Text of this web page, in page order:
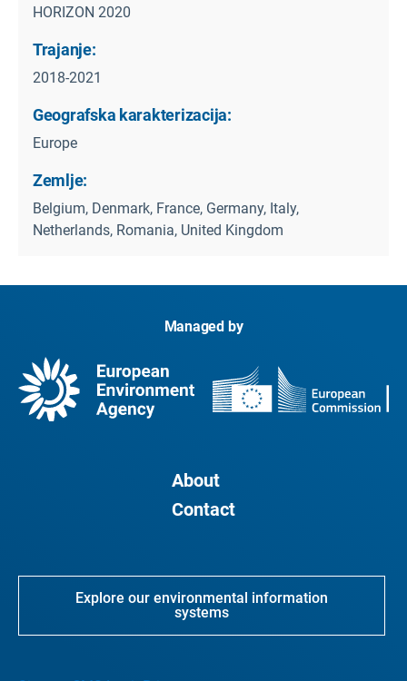
HORIZON 2020
Trajanje:
2018-2021
Geografska karakterizacija:
Europe
Zemlje:
Belgium, Denmark, France, Germany, Italy,
Netherlands, Romania, United Kingdom
Managed by
About
Contact
Explore our environmental information
systems